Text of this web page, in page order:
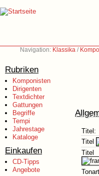
Navigation: Klassika /
Rubriken
Komponisten
Dirigenten
Textdichter
Gattungen
Begriffe
Tempi
Jahrestage
Kataloge
Einkaufen
CD-Tipps
Angebote
Titel:
Titel
Titel